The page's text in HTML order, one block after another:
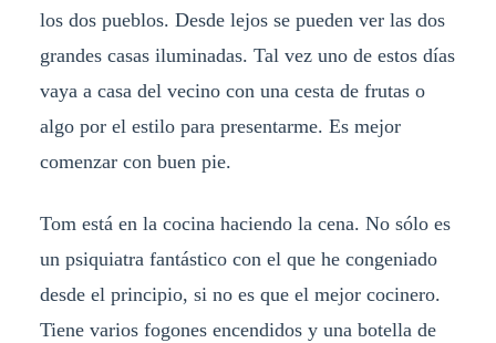
los dos pueblos. Desde lejos se pueden ver las dos
grandes casas iluminadas. Tal vez uno de estos días
vaya a casa del vecino con una cesta de frutas o
algo por el estilo para presentarme. Es mejor
comenzar con buen pie.
Tom está en la cocina haciendo la cena. No sólo es
un psiquiatra fantástico con el que he congeniado
desde el principio, si no es que el mejor cocinero.
Tiene varios fogones encendidos y una botella de